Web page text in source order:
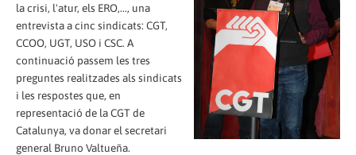
la crisi, l'atur, els ERO,..., una
entrevista a cinc sindicats: CGT,
CCOO, UGT, USO i CSC. A
continuació passem les tres
preguntes realitzades als sindicats
i les respostes que, en
representació de la CGT de
Catalunya, va donar el secretari
general Bruno Valtueña.